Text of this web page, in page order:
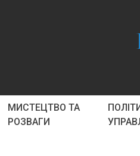
МИСТЕЦТВО ТА
РОЗВАГИ